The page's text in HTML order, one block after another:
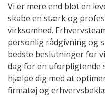
Vi er mere end blot en
skabe en stærk og
virksomhed.
personlig rådgivning og
bedste beslutninger for
dag for en uforpligtende
hjælpe dig med at
firmatøj og